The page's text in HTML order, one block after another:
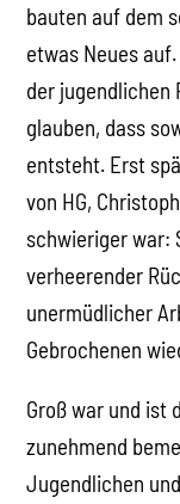
bauten auf dem
etwas Neues
der jugendlichen
glauben, dass
entsteht. Erst
von HG,
schwieriger war:
verheerender
unermüdlicher
Gebrochenen
Groß war und ist
zunehmend
Jugendlichen